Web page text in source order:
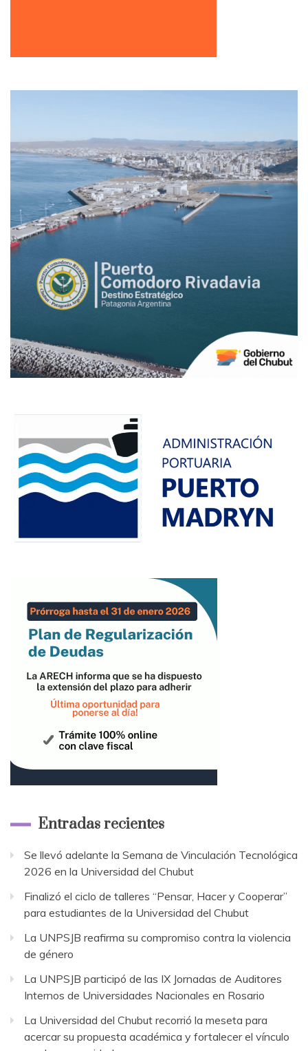
Entradas recientes
Se llevó adelante la Semana de Vinculación Tecnológica
2026 en la Universidad del Chubut
Finalizó el ciclo de talleres “Pensar, Hacer y Cooperar”
para estudiantes de la Universidad del Chubut
La UNPSJB reafirma su compromiso contra la violencia
de género
La UNPSJB participó de las IX Jornadas de Auditores
Internos de Universidades Nacionales en Rosario
La Universidad del Chubut recorrió la meseta para
acercar su propuesta académica y fortalecer el vínculo